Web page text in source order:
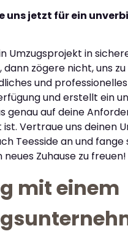
uns jetzt für ein
Umzugsprojekt in
dann zögere nicht, uns
und
und erstellt ein
genau auf deine
Vertraue uns deinen
Teesside an und fange
neues Zuhause zu freuen!
mit einem